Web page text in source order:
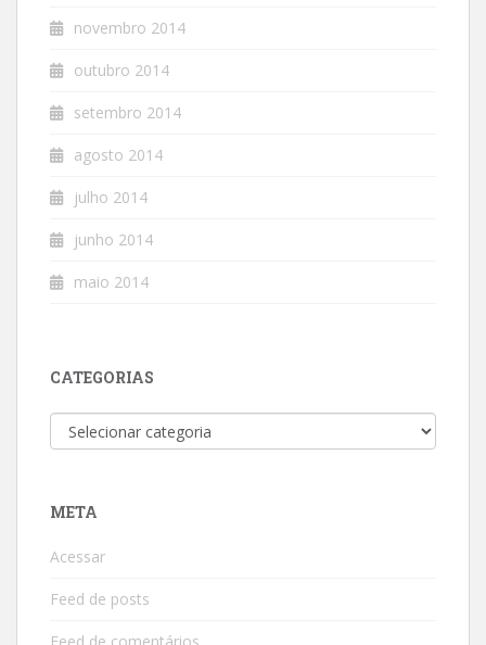
novembro 2014
outubro 2014
setembro 2014
agosto 2014
julho 2014
junho 2014
maio 2014
CATEGORIAS
Categorias
META
Acessar
Feed de posts
Feed de comentários